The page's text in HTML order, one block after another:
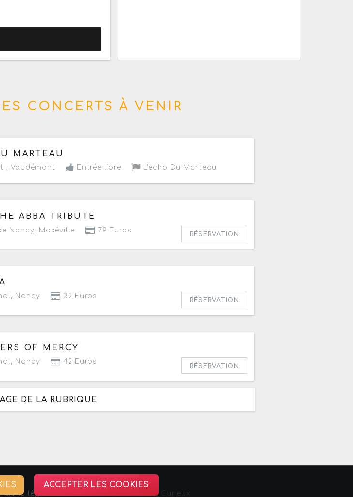
CONCERTS À VENIR
samedi 8 août 2026
MARTEAU
, Vaudémont Entrée libre L'echo Du Marteau
septembre 2026 à partir de 20h30
ABBA TRIBUTE
Nancy, Maxéville 79 Euros
RÉSERVATION
2026
, Nancy 32 Euros
RÉSERVATION
octobre 2026 à partir de 20h
OF MERCY
, Nancy 42 Euros
RÉSERVATION
DE LA RUBRIQUE
légales Association Strasbourg Curieux
ACCEPTER LES COOKIES